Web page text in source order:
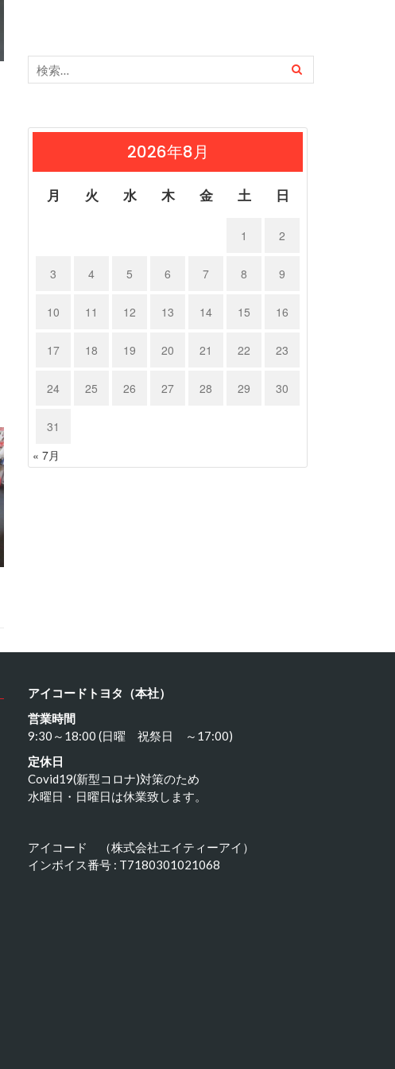
2026年8月
月 火 水 木 金 土 日
1 2
3 4 5 6 7 8 9
10 11 12 13 14 15 16
17 18 19 20 21 22 23
24 25 26 27 28 29 30
31
« 7月
アイコードトヨタ（本社）
営業時間
9:30～18:00 (日曜 祝祭日 ～17:00)
定休日
Covid19(新型コロナ)対策のため
水曜日・日曜日は休業致します。
アイコード （株式会社エイティーアイ）
インボイス番号 : T7180301021068